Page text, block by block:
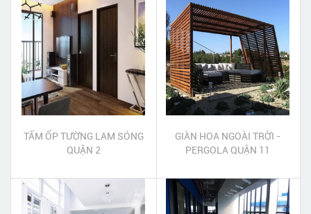
TẤM ỐP TƯỜNG LAM SÓNG
QUẬN 2
GIÀN HOA NGOÀI TRỜI -
PERGOLA QUẬN 11